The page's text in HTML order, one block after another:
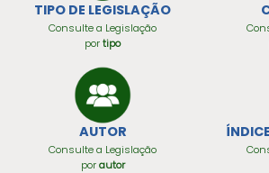
TIPO DE LEGISLAÇÃO
Consulte a Legislação
portipo
AUTOR
Consulte a Legislação
porautor